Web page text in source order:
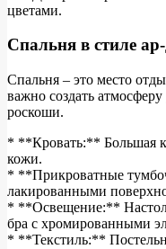
цветами.
Спальня в стиле
Спальня – это место
важно создать
роскоши.
* **Кровать:** Большая
кожи.
* **Прикроватные
лакированными
* **Освещение:**
бра с хромированными
* **Текстиль:**